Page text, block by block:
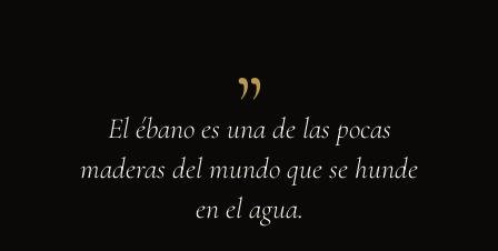
„
El ébano es una de las pocas
maderas del mundo que se hunde
en el agua.